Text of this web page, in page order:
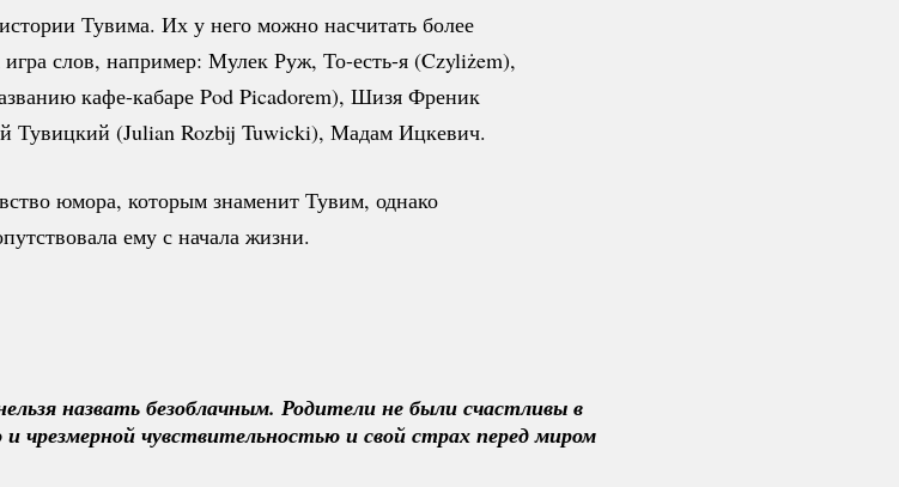
Тувима. Их у него можно насчитать более
слов, например: Мулек Руж, То-есть-я (Czyliżem),
кафе-кабаре Pod Picadorem), Шизя Френик
Тувицкий (Julian Rozbij Tuwicki), Мадам Ицкевич.
юмора, которым знаменит Тувим, однако
ему с начала жизни.
назвать безоблачным. Родители не были счастливы в
чрезмерной чувствительностью и свой страх перед миром